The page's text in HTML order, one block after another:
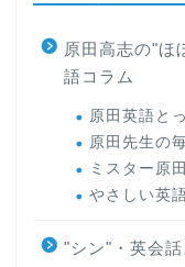
原田高志の"ほ
語コラム
原田英語と
原田先生の
ミスター原
やさしい英
"シン"・英会